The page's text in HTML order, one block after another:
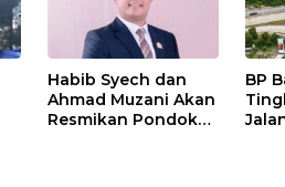
Habib Syech dan
Ahmad Muzani Akan
Resmikan Pondok
BP